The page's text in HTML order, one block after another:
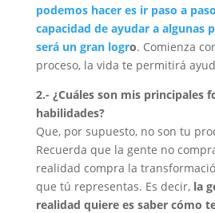
podemos hacer es ir paso a
capacidad de ayudar a algunas
será un gran logro. Comienza
proceso, la vida te permitirá
2.- ¿Cuáles son mis principales
habilidades?
Que, por supuesto, no son tu
Recuerda que la gente no
realidad compra la
que tú representas. Es decir, la
realidad quiere es saber cómo